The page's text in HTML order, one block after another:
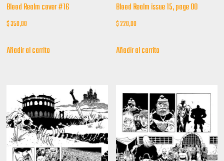
Blood Realm cover #16
$350,00
Añadir al carrito
Blood Realm issue 15, page 00
$220,00
Añadir al carrito